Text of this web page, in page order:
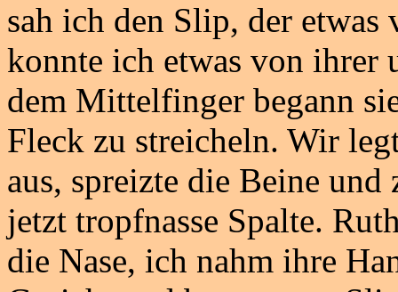
sah ich den Slip, der etwas
konnte ich etwas von ihrer
dem Mittelfinger begann
Fleck zu streicheln. Wir
aus, spreizte die Beine
jetzt tropfnasse Spalte.
die Nase, ich nahm ihre